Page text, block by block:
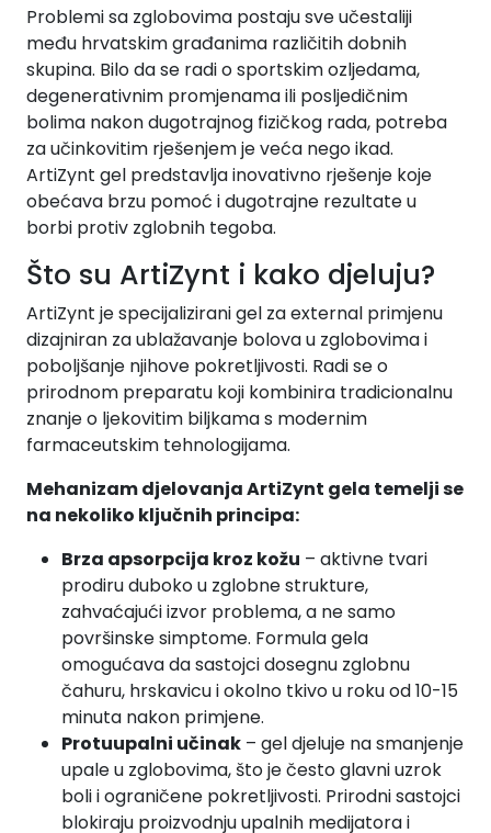
Problemi sa zglobovima postaju sve učestaliji
među hrvatskim građanima različitih dobnih
skupina. Bilo da se radi o sportskim ozljedama,
degenerativnim promjenama ili posljedičnim
bolima nakon dugotrajnog fizičkog rada, potreba
za učinkovitim rješenjem je veća nego ikad.
ArtiZynt gel predstavlja inovativno rješenje koje
obećava brzu pomoć i dugotrajne rezultate u
borbi protiv zglobnih tegoba.
Što su ArtiZynt i kako djeluju?
ArtiZynt je specijalizirani gel za external primjenu
dizajniran za ublažavanje bolova u zglobovima i
poboljšanje njihove pokretljivosti. Radi se o
prirodnom preparatu koji kombinira tradicionalnu
znanje o ljekovitim biljkama s modernim
farmaceutskim tehnologijama.
Mehanizam djelovanja ArtiZynt gela temelji se
na nekoliko ključnih principa:
Brza apsorpcija kroz kožu – aktivne tvari
prodiru duboko u zglobne strukture,
zahvaćajući izvor problema, a ne samo
površinske simptome. Formula gela
omogućava da sastojci dosegnu zglobnu
čahuru, hrskavicu i okolno tkivo u roku od 10-15
minuta nakon primjene.
Protuupalni učinak – gel djeluje na smanjenje
upale u zglobovima, što je često glavni uzrok
boli i ograničene pokretljivosti. Prirodni sastojci
blokiraju proizvodnju upalnih medijatora i